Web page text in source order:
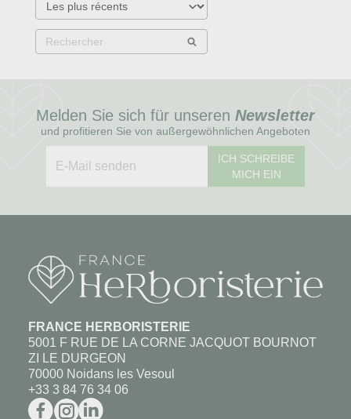
Melden Sie sich für unseren Newsletter
und profitieren Sie von außergewöhnlichen Angeboten
ICH SCHREIBE
MICH EIN
FRANCE HERBORISTERIE
5001 F RUE DE LA CORNE JACQUOT BOURNOT
ZI LE DURGEON
70000 Noidans les Vesoul
+33 3 84 76 34 06